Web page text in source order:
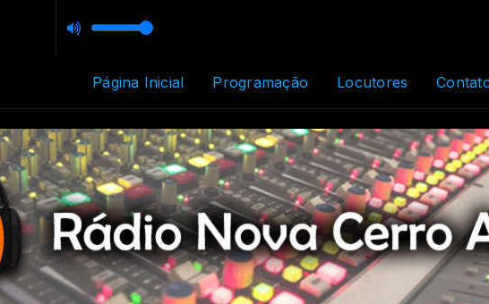
Página Inicial Programação Locutores